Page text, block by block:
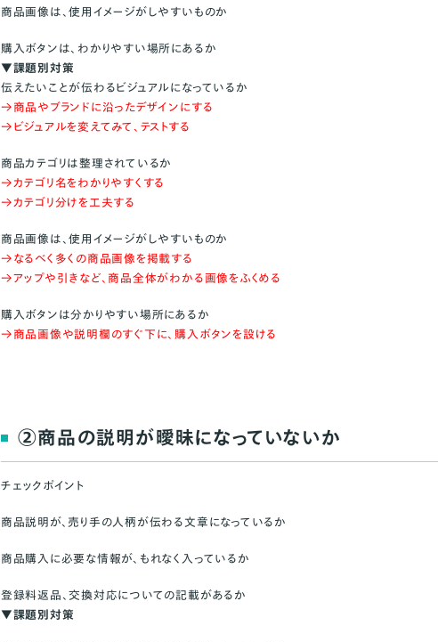
商品画像は、使用イメージがしやすいものか
購入ボタンは、わかりやすい場所にあるか
▼課題別対策
伝えたいことが伝わるビジュアルになっているか
→商品やブランドに沿ったデザインにする
→ビジュアルを変えてみて、テストする
商品カテゴリは整理されているか
→カテゴリ名をわかりやすくする
→カテゴリ分けを工夫する
商品画像は、使用イメージがしやすいものか
→なるべく多くの商品画像を掲載する
→アップや引きなど、商品全体がわかる画像をふくめる
購入ボタンは分かりやすい場所にあるか
→商品画像や説明欄のすぐ下に、購入ボタンを設ける
②商品の説明が曖昧になっていないか
チェックポイント
商品説明が、売り手の人柄が伝わる文章になっているか
商品購入に必要な情報が、もれなく入っているか
登録料返品、交換対応についての記載があるか
▼課題別対策